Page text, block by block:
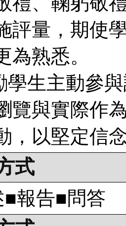
評量，期使
為熟悉。
學生主動參
覽與實際作
，以堅定信
式
■報告■問答